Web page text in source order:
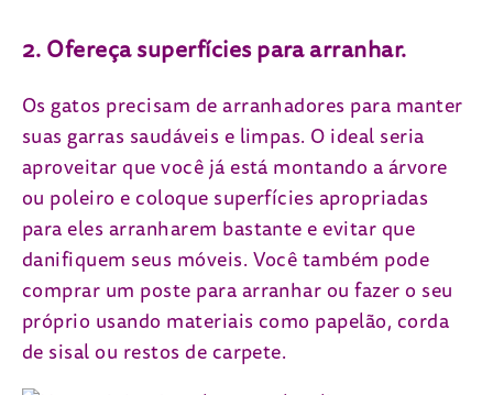
2. Ofereça superfícies para arranhar.
Os gatos precisam de arranhadores para manter
suas garras saudáveis e limpas. O ideal seria
aproveitar que você já está montando a árvore
ou poleiro e coloque superfícies apropriadas
para eles arranharem bastante e evitar que
danifiquem seus móveis. Você também pode
comprar um poste para arranhar ou fazer o seu
próprio usando materiais como papelão, corda
de sisal ou restos de carpete.